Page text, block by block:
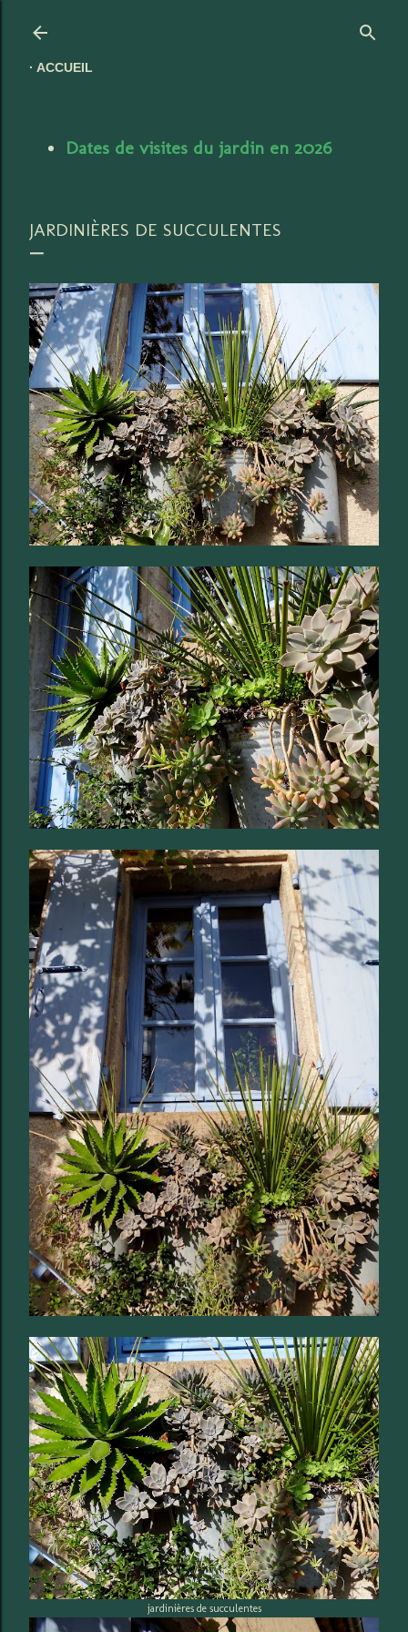
ACCUEIL
Dates de visites du jardin en 2026
JARDINIÈRES DE SUCCULENTES
jardinières de succulentes